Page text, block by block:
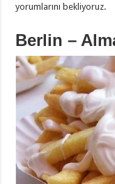
yorumlarını bekliyoruz.
Berlin –